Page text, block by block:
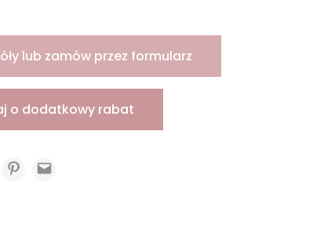
lub zamów przez formularz
o dodatkowy rabat